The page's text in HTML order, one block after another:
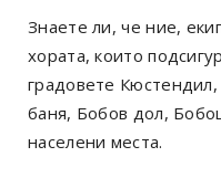
Знаете ли, че ние,
хората, които
градовете
баня, Бобов дол,
населени места.